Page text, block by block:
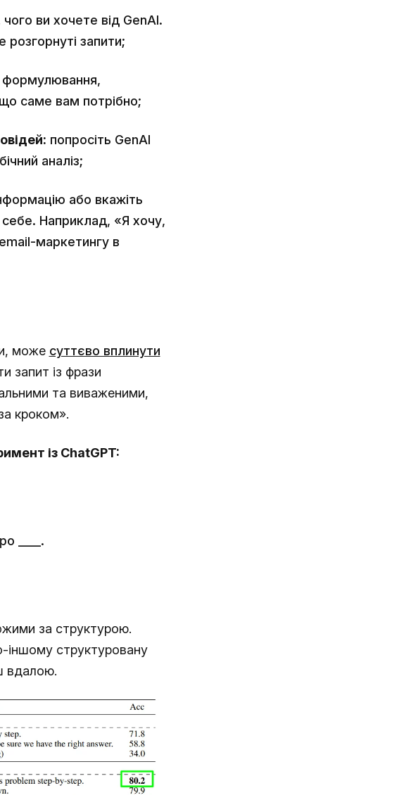
ви хочете від GenAI.
розгорнуті запити;
формулювання,
що саме вам потрібно;
попросіть GenAI
аналіз;
або вкажіть
Наприклад, «Я хочу,
маркетингу в
може суттєво вплинути
запит із фрази
та виваженими,
кроком».
із ChatGPT:
____.
за структурою.
іншому структуровану
вдалою.